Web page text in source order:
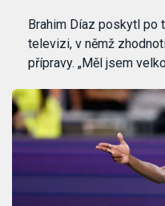
Brahim Díaz poskytl po
televizi, v němž
přípravy. „Měl jsem